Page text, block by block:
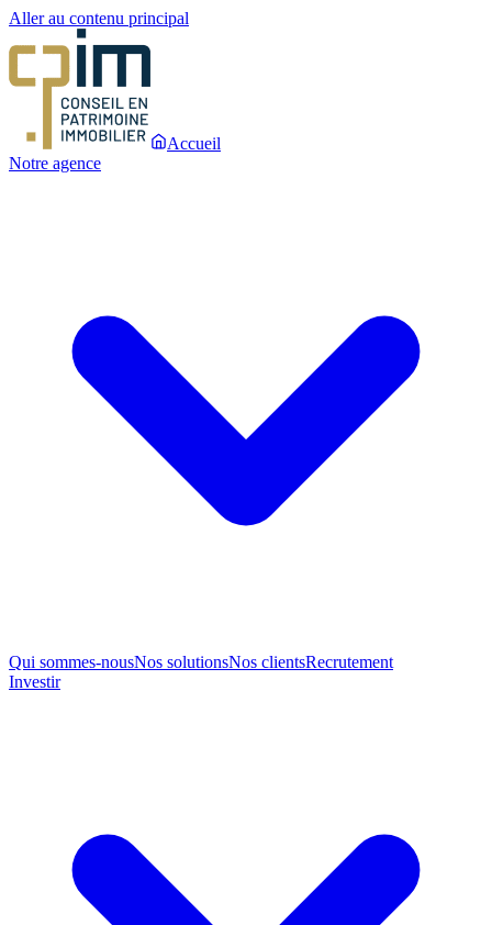
Aller au contenu principal
Accueil
Notre agence
Qui sommes-nousNos solutionsNos clientsRecrutement
Investir